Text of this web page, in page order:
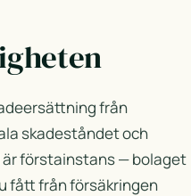
från
skadeståndet och
är förstainstans — bolaget
fått från försäkringen